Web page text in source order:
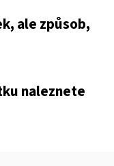
ale způsob,
naleznete